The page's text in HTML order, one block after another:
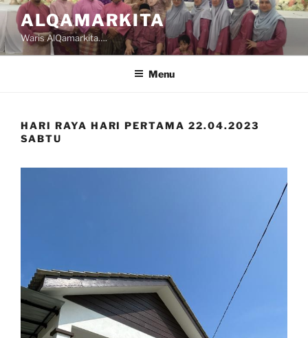
Skip
to
content
ALQAMARKITA
Waris AlQamarkita….
Menu
HARI RAYA HARI PERTAMA 22.04.2023
SABTU